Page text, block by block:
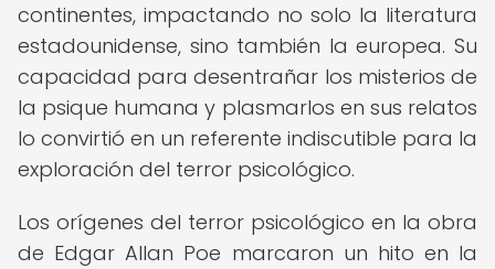
continentes, impactando no solo la literatura
estadounidense, sino también la europea. Su
capacidad para desentrañar los misterios de
la psique humana y plasmarlos en sus relatos
lo convirtió en un referente indiscutible para la
exploración del terror psicológico.
Los orígenes del terror psicológico en la obra
de Edgar Allan Poe marcaron un hito en la